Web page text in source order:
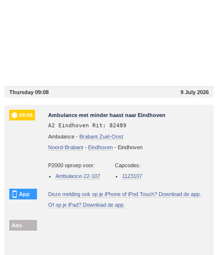
Thursday 09:08 9 July 2026
09:08 Ambulance met minder haast naar Eindhoven
A2 Eindhoven Rit: 82489
Ambulance - Brabant Zuid-Oost
Noord-Brabant- Eindhoven- Eindhoven
P2000 oproep voor:
Ambulance-22-107
Capcodes:
1123107
App
Deze melding ook op je iPhone of iPod Touch? Download de app.
Of op je iPad? Download de app.
Ads